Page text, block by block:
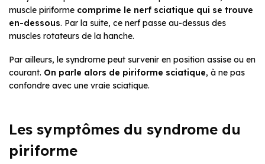
muscle piriforme comprime le nerf sciatique qui se trouve
en-dessous. Par la suite, ce nerf passe au-dessus des
muscles rotateurs de la hanche.
Par ailleurs, le syndrome peut survenir en position assise ou en
courant. On parle alors de piriforme sciatique, à ne pas
confondre avec une vraie sciatique.
Les symptômes du syndrome du
piriforme